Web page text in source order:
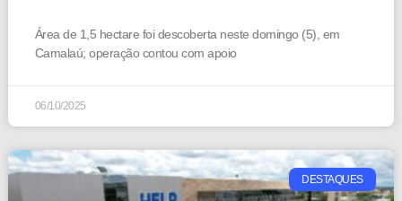
Área de 1,5 hectare foi descoberta neste domingo (5), em
Camalaú; operação contou com apoio
06/10/2025
DESTAQUES